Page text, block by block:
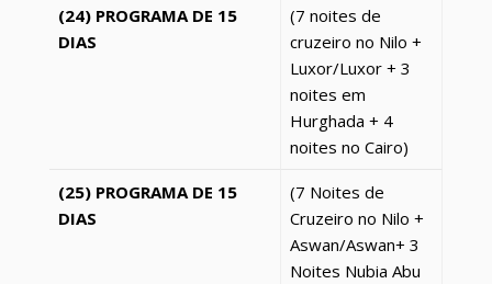
(24) PROGRAMA DE 15
DIAS
(7 noites de
cruzeiro no Nilo +
Luxor/Luxor + 3
noites em
Hurghada + 4
noites no Cairo)
(25) PROGRAMA DE 15
DIAS
(7 Noites de
Cruzeiro no Nilo +
Aswan/Aswan+ 3
Noites Nubia Abu